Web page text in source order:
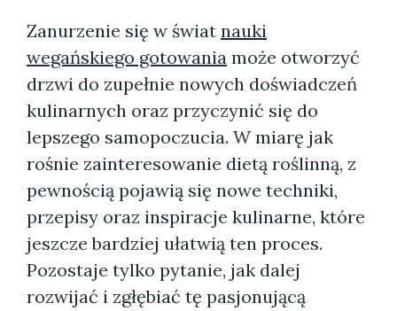
Zanurzenie się w świat nauki
wegańskiego gotowania może otworzyć
drzwi do zupełnie nowych doświadczeń
kulinarnych oraz przyczynić się do
lepszego samopoczucia. W miarę jak
rośnie zainteresowanie dietą roślinną, z
pewnością pojawią się nowe techniki,
przepisy oraz inspiracje kulinarne, które
jeszcze bardziej ułatwią ten proces.
Pozostaje tylko pytanie, jak dalej
rozwijać i zgłębiać tę pasjonującą